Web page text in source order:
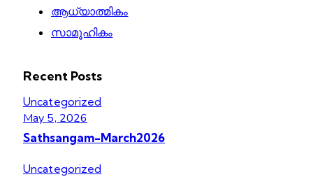
ആധ്യാത്മികം
സാമൂഹികം
Recent Posts
Uncategorized
May 5, 2026
Sathsangam-March2026
Uncategorized